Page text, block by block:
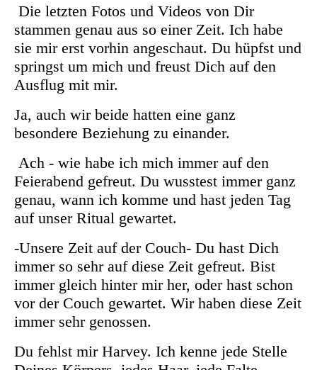
Die letzten Fotos und Videos von Dir
stammen genau aus so einer Zeit. Ich habe
sie mir erst vorhin angeschaut. Du hüpfst und
springst um mich und freust Dich auf den
Ausflug mit mir.
Ja, auch wir beide hatten eine ganz
besondere Beziehung zu einander.
Ach - wie habe ich mich immer auf den
Feierabend gefreut. Du wusstest immer ganz
genau, wann ich komme und hast jeden Tag
auf unser Ritual gewartet.
-Unsere Zeit auf der Couch- Du hast Dich
immer so sehr auf diese Zeit gefreut. Bist
immer gleich hinter mir her, oder hast schon
vor der Couch gewartet. Wir haben diese Zeit
immer sehr genossen.
Du fehlst mir Harvey. Ich kenne jede Stelle